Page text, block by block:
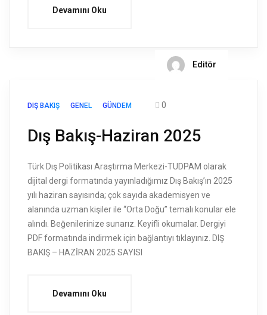
Devamını Oku
Editör
DIŞ BAKIŞ GENEL GÜNDEM 0
Dış Bakış-Haziran 2025
Türk Dış Politikası Araştırma Merkezi-TUDPAM olarak
dijital dergi formatında yayınladığımız Dış Bakış’ın 2025
yılı haziran sayısında; çok sayıda akademisyen ve
alanında uzman kişiler ile “Orta Doğu” temalı konular ele
alındı. Beğenilerinize sunarız. Keyifli okumalar. Dergiyi
PDF formatında indirmek için bağlantıyı tıklayınız. DIŞ
BAKIŞ – HAZİRAN 2025 SAYISI
Devamını Oku